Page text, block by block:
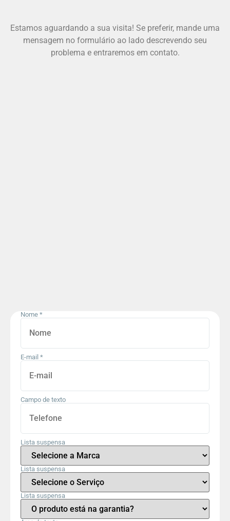
Estamos aguardando a sua visita! Se preferir, mande uma
mensagem no formulário ao lado descrevendo seu
problema e entraremos em contato.
Nome *
E-mail *
Campo de texto
Lista suspensa
Lista suspensa
Lista suspensa